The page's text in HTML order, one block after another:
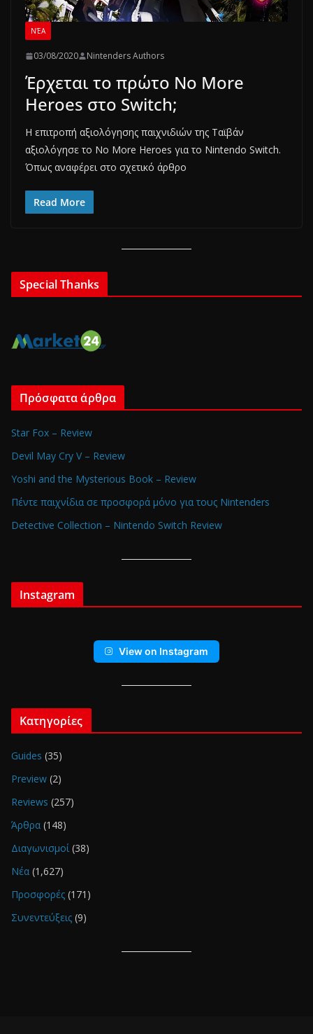
ΝΈΑ
03/08/2020 Nintenders Authors
Έρχεται το πρώτο No More
Heroes στο Switch;
Η επιτροπή αξιολόγησης παιχνιδιών της Ταϊβάν
αξιολόγησε το No More Heroes για το Nintendo Switch.
Όπως αναφέρει στο σχετικό άρθρο
Read More
Special Thanks
Πρόσφατα άρθρα
Star Fox – Review
Devil May Cry V – Review
Yoshi and the Mysterious Book – Review
Πέντε παιχνίδια σε προσφορά μόνο για τους Nintenders
Detective Collection – Nintendo Switch Review
Instagram
View on Instagram
Κατηγορίες
Guides (35)
Preview (2)
Reviews (257)
Άρθρα (148)
Διαγωνισμοί(38)
Νέα (1,627)
Προσφορές (171)
Συνεντεύξεις (9)